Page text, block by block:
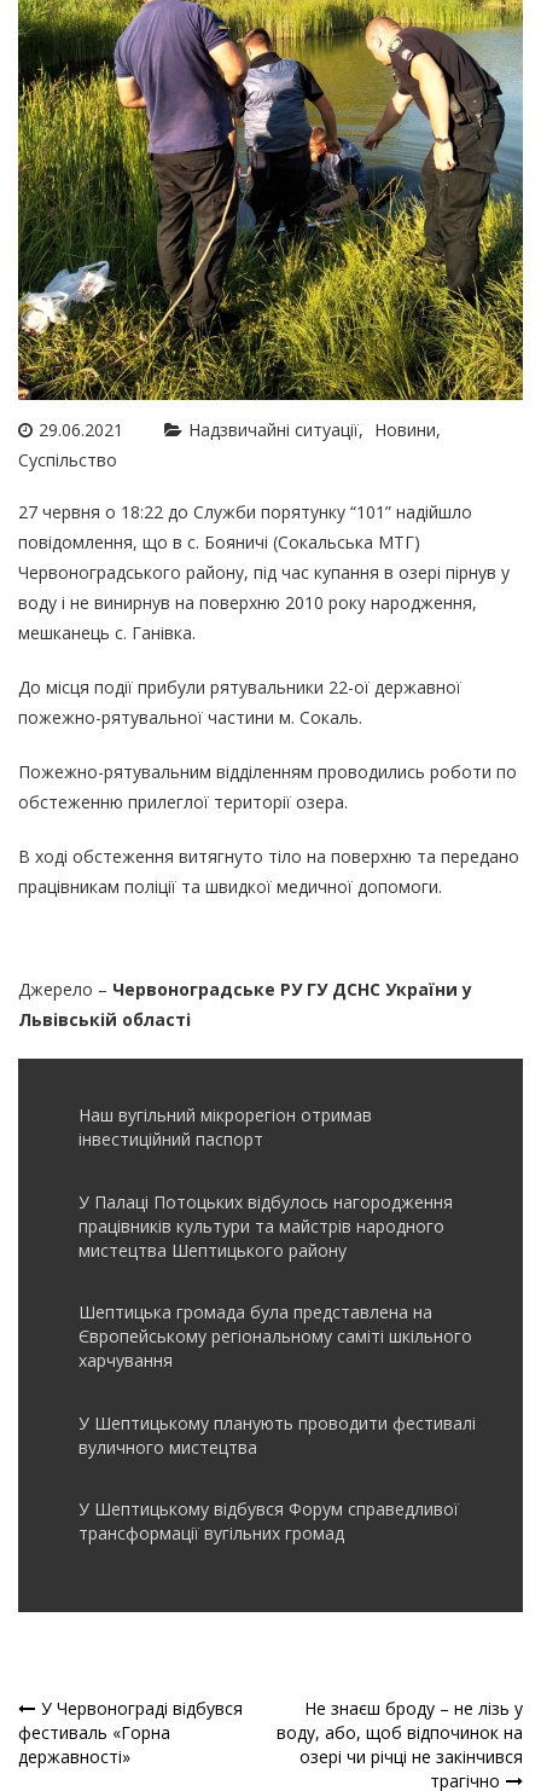
29.06.2021 Надзвичайні ситуації
Новини
Суспільство
27 червня о 18:22 до Служби порятунку “101” надійшло
повідомлення, що в с. Бояничі (Сокальська МТГ)
Червоноградського району, під час купання в озері пірнув у
воду і не винирнув на поверхню 2010 року народження,
мешканець с. Ганівка.
До місця події прибули рятувальники 22-ої державної
пожежно-рятувальної частини м. Сокаль.
Пожежно-рятувальним відділенням проводились роботи по
обстеженню прилеглої території озера.
В ході обстеження витягнуто тіло на поверхню та передано
працівникам поліції та швидкої медичної допомоги.
Джерело – Червоноградське РУ ГУ ДСНС України у
Львівській області
Наш вугільний мікрорегіон отримав
інвеcтиційний паспорт
У Палаці Потоцьких відбулось нагородження
працівників культури та майстрів народного
мистецтва Шептицького району
Шептицька громада була представлена на
Європейському регіональному саміті шкільного
харчування
У Шептицькому планують проводити фестивалі
вуличного мистецтва
У Шептицькому відбувся Форум справедливої
трансформації вугільних громад
Навігація
записів
У Червонограді відбувся
фестиваль «Горна
державності»
Не знаєш броду – не лізь у
воду, або, щоб відпочинок на
озері чи річці не закінчився
трагічно